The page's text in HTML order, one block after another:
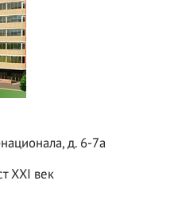
д. 6-7а
ХХІ век